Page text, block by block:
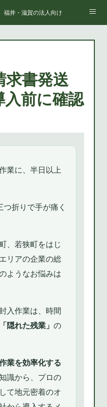
内
福井・滋賀の法人向けオフィス支援
調達
人向けパソコン・IT機器
Fi整備
小企業向け情報セキュリティ対策
レイアウト
校・官公庁向け備品・機器調達
家具・IT
扱サービス一覧｜株式会社キハラ
求書発送
入前に確認